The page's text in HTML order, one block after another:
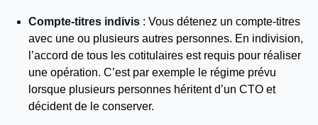
Compte-titres indivis : Vous détenez un compte-titres
avec une ou plusieurs autres personnes. En indivision,
l’accord de tous les cotitulaires est requis pour réaliser
une opération. C’est par exemple le régime prévu
lorsque plusieurs personnes héritent d’un CTO et
décident de le conserver.